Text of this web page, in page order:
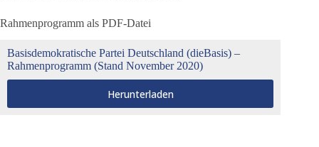
Rahmenprogramm als PDF-Datei
Basisdemokratische Partei Deutschland (dieBasis) –
Rahmenprogramm (Stand November 2020)
Herunterladen